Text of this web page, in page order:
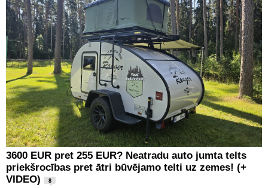
3600 EUR pret 255 EUR? Neatradu auto jumta telts
priekšrocības pret ātri būvējamo telti uz zemes! (+
VIDEO)
8